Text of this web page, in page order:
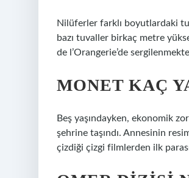
Nilüferler farklı boyutlardaki
bazı tuvaller birkaç metre
de l’Orangerie’de
MONET KAÇ
Beş yaşındayken, ekonomik
şehrine taşındı. Annesinin
çizdiği çizgi filmlerden ilk